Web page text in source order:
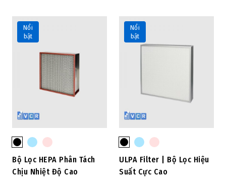
Nổi
bật
Bộ Lọc HEPA Phân Tách
Chịu Nhiệt Độ Cao
Nổi
bật
ULPA Filter | Bộ Lọc Hiệu
Suất Cực Cao